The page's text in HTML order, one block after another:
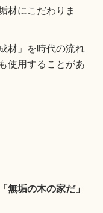
材にこだわりま
材」を時代の流れ
使用することがあ
無垢の木の家だ」